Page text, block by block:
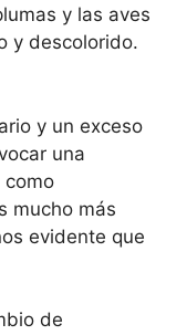
y las aves
y descolorido.
y un exceso
una
como
mucho más
evidente que
de